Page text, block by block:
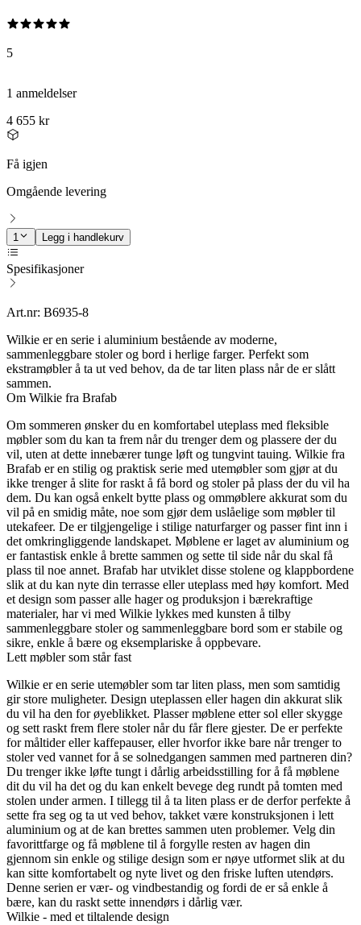
5
1 anmeldelser
4 655 kr
Få igjen
Omgående levering
1 Legg i handlekurv
Spesifikasjoner
Art.nr: B6935-8
Wilkie er en serie i aluminium bestående av moderne,
sammenleggbare stoler og bord i herlige farger. Perfekt som
ekstramøbler å ta ut ved behov, da de tar liten plass når de er slått
sammen.
Om Wilkie fra Brafab
Om sommeren ønsker du en komfortabel uteplass med fleksible
møbler som du kan ta frem når du trenger dem og plassere der du
vil, uten at dette innebærer tunge løft og tungvint tauing. Wilkie fra
Brafab er en stilig og praktisk serie med utemøbler som gjør at du
ikke trenger å slite for raskt å få bord og stoler på plass der du vil ha
dem. Du kan også enkelt bytte plass og ommøblere akkurat som du
vil på en smidig måte, noe som gjør dem uslåelige som møbler til
utekafeer. De er tilgjengelige i stilige naturfarger og passer fint inn i
det omkringliggende landskapet. Møblene er laget av aluminium og
er fantastisk enkle å brette sammen og sette til side når du skal få
plass til noe annet. Brafab har utviklet disse stolene og klappbordene
slik at du kan nyte din terrasse eller uteplass med høy komfort. Med
et design som passer alle hager og produksjon i bærekraftige
materialer, har vi med Wilkie lykkes med kunsten å tilby
sammenleggbare stoler og sammenleggbare bord som er stabile og
sikre, enkle å bære og eksemplariske å oppbevare.
Lett møbler som står fast
Wilkie er en serie utemøbler som tar liten plass, men som samtidig
gir store muligheter. Design uteplassen eller hagen din akkurat slik
du vil ha den for øyeblikket. Plasser møblene etter sol eller skygge
og sett raskt frem flere stoler når du får flere gjester. De er perfekte
for måltider eller kaffepauser, eller hvorfor ikke bare når trenger to
stoler ved vannet for å se solnedgangen sammen med partneren din?
Du trenger ikke løfte tungt i dårlig arbeidsstilling for å få møblene
dit du vil ha det og du kan enkelt bevege deg rundt på tomten med
stolen under armen. I tillegg til å ta liten plass er de derfor perfekte å
sette fra seg og ta ut ved behov, takket være konstruksjonen i lett
aluminium og at de kan brettes sammen uten problemer. Velg din
favorittfarge og få møblene til å forgylle resten av hagen din
gjennom sin enkle og stilige design som er nøye utformet slik at du
kan sitte komfortabelt og nyte livet og den friske luften utendørs.
Denne serien er vær- og vindbestandig og fordi de er så enkle å
bære, kan du raskt sette innendørs i dårlig vær.
Wilkie - med et tiltalende design